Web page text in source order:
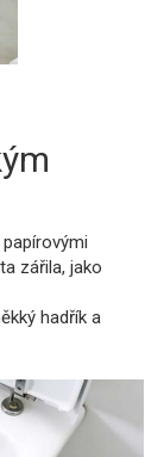
zářila, jako
hadřík a